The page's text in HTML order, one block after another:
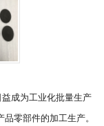
成为工业化批量生产
零部件的加工生产。